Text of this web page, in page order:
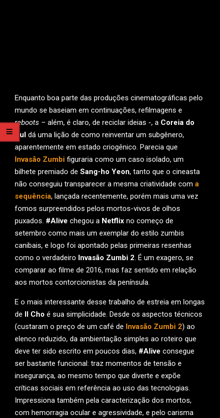
Enquanto boa parte das produções cinematográficas pelo
mundo se baseiam em continuações, refilmagens e
reboots – além, é claro, de reciclar ideias -, a Coreia do
Sul dá uma lição de como reinventar um subgênero,
aparentemente em estado criogênico. Parecia que
Invasão Zumbi figuraria como um caso isolado, um
bilhete premiado de Sang-ho Yeon, tanto que o cineasta
não conseguiu transparecer a mesma criatividade com a
sequência, lançada recentemente, porém mais uma vez
fomos surpreendidos pelos mortos-vivos de olhos
puxados. #Alive chegou a Netflix no começo de
setembro como mais um exemplar do estilo zumbis
canibais, e logo foi apontado pelas primeiras resenhas
como o verdadeiro Invasão Zumbi 2. É um exagero, se
comparar ao filme de 2016, mas faz sentido em relação
aos mortos contorcionistas da península.
E o mais interessante desse trabalho de estreia em longas
de Il Cho é sua simplicidade. Desde os aspectos técnicos
(custaram o preço de um café de Invasão Zumbi 2) ao
elenco reduzido, da ambientação simples ao roteiro que
deve ter sido escrito em poucos dias, #Alive consegue
ser bastante funcional: traz momentos de tensão e
insegurança, ao mesmo tempo que diverte e expõe
críticas sociais em referência ao uso das tecnologias.
Impressiona também pela caracterização dos mortos,
com hemorragia ocular e agressividade, e pelo carisma